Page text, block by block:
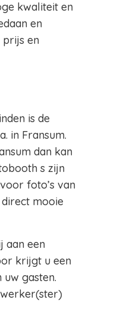
kwaliteit en
en
prijs en
is de
in Fransum.
dan kan
s zijn
foto’s van
mooie
aan een
krijgt u een
gasten.